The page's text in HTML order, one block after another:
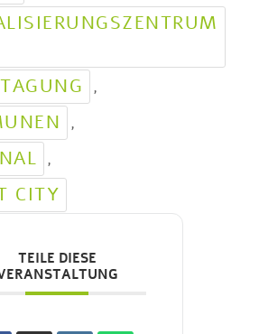
,
,
,
CITY
TEILE DIESE